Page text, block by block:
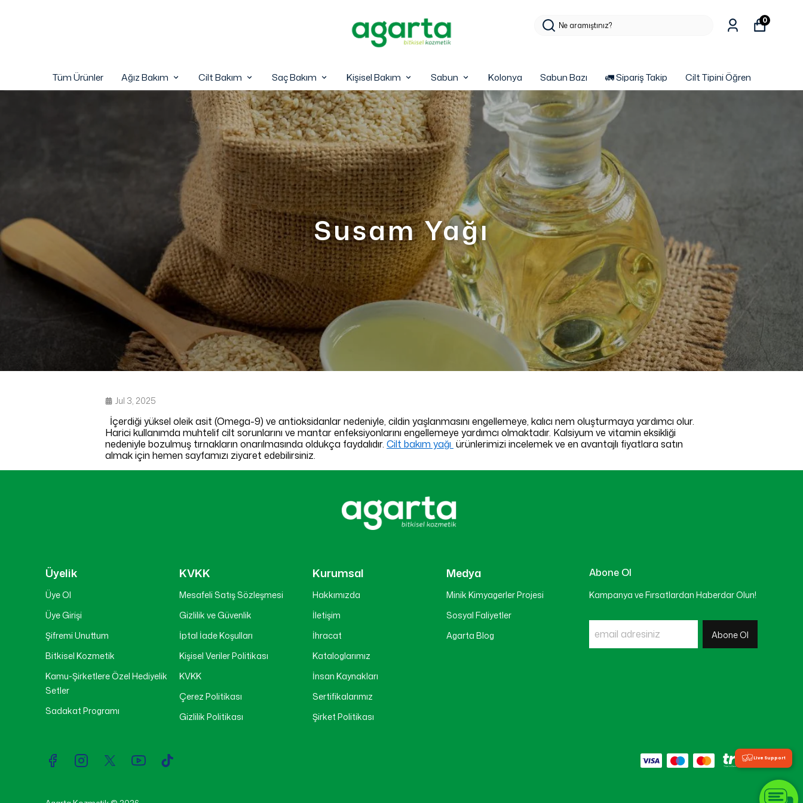
Tüm Ürünler Ağız Bakım Cilt Bakım Saç Bakım Kişisel Bakım Sabun Kolonya Sabun Bazı 🚛 Sipariş Takip Cilt Tipini Öğren
0
Susam Yağı
Jul 3, 2025
İçerdiği yüksel oleik asit (Omega-9) ve antioksidanlar nedeniyle, cildin yaşlanmasını engellemeye, kalıcı nem oluşturmaya yardımcı olur.
Harici kullanımda muhtelif cilt sorunlarını ve mantar enfeksiyonlarını engellemeye yardımcı olmaktadır. Kalsiyum ve vitamin eksikliği
nedeniyle bozulmuş tırnakların onarılmasında oldukça faydalıdır. Cilt bakım yağı ürünlerimizi incelemek ve en avantajlı fiyatlara satın
almak için hemen sayfamızı ziyaret edebilirsiniz.
Üyelik
Üye Ol
Üye Girişi
Şifremi Unuttum
Bitkisel Kozmetik
Kamu-Şirketlere Özel Hediyelik
Setler
Sadakat Programı
KVKK
Mesafeli Satış Sözleşmesi
Gizlilik ve Güvenlik
İptal İade Koşulları
Kişisel Veriler Politikası
KVKK
Çerez Politikası
Gizlilik Politikası
Kurumsal
Hakkımızda
İletişim
İhracat
Kataloglarımız
İnsan Kaynakları
Sertifikalarımız
Şirket Politikası
Medya
Minik Kimyagerler Projesi
Sosyal Faliyetler
Agarta Blog
Abone Ol
Kampanya ve Fırsatlardan Haberdar Olun!
Abone Ol
Live Support